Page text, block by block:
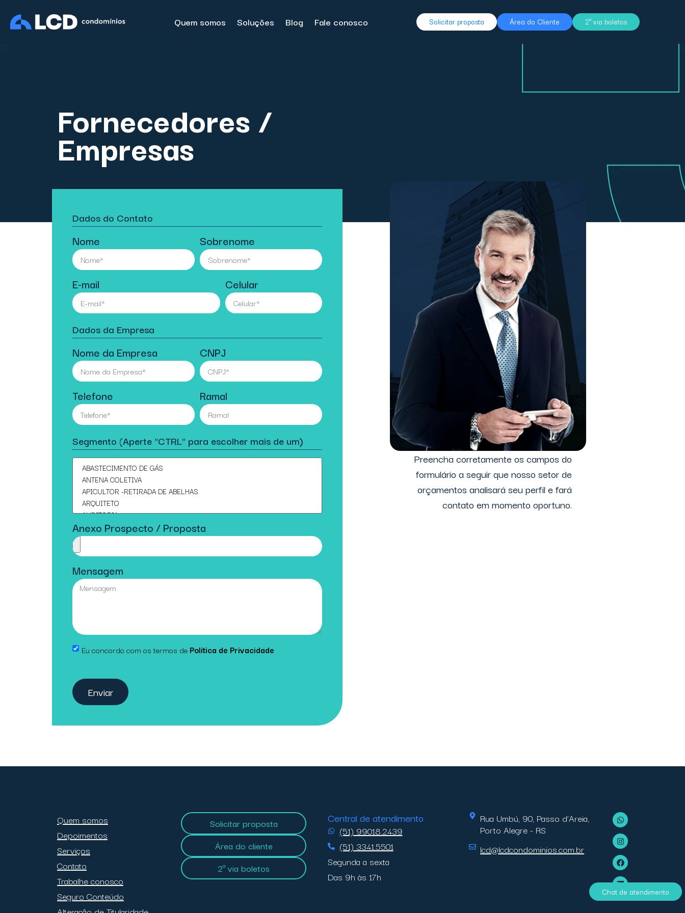
Chat de atendimento
Quem somos Soluções Blog Fale conosco Solicitar proposta Área do Cliente 2ª via boletos
Fornecedores /
Empresas
Dados do Contato
Nome Sobrenome
E-mail Celular
Dados da Empresa
Nome da Empresa CNPJ
Telefone Ramal
Segmento (Aperte "CTRL" para escolher mais de um)
Anexo Prospecto / Proposta
Mensagem
Eu concordo com os termos de Política de Privacidade
Enviar
Preencha corretamente os campos do
formulário a seguir que nosso setor de
orçamentos analisará seu perfil e fará
contato em momento oportuno.
Quem somos
Depoimentos
Serviços
Contato
Trabalhe conosco
Seguro Conteúdo
Solicitar proposta
Área do cliente
2ª via boletos
Central de atendimento
(51) 99018.2439
(51) 3341.5501
Segunda a sexta
Das 9h às 17h
Rua Umbú, 90, Passo d’Areia,
Porto Alegre - RS
lcd@lcdcondominios.com.br